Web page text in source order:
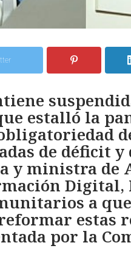
estalló la
de déficit y
y ministra de
Digital,
a
estas
por la